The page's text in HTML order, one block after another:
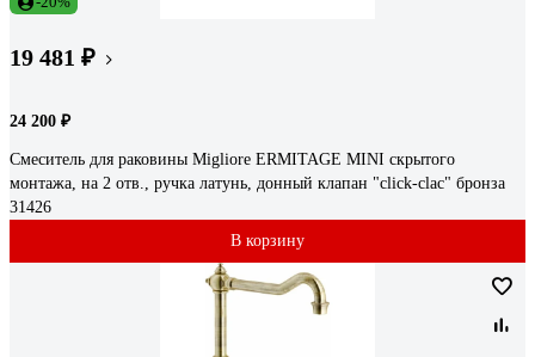
19 481 ₽
24 200 ₽
Смеситель для раковины Migliore ERMITAGE MINI скрытого
монтажа, на 2 отв., ручка латунь, донный клапан "click-clac" бронза
31426
В корзину